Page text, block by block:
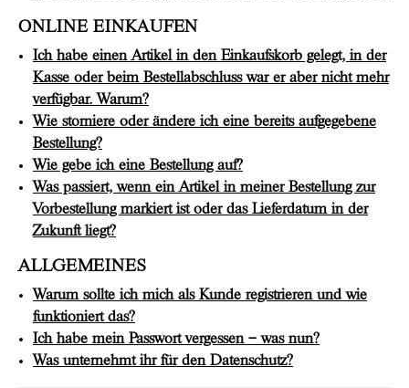
ONLINE EINKAUFEN
Ich habe einen Artikel in den Einkaufskorb gelegt, in der
Kasse oder beim Bestellabschluss war er aber nicht mehr
verfügbar. Warum?
Wie storniere oder ändere ich eine bereits aufgegebene
Bestellung?
Wie gebe ich eine Bestellung auf?
Was passiert, wenn ein Artikel in meiner Bestellung zur
Vorbestellung markiert ist oder das Lieferdatum in der
Zukunft liegt?
ALLGEMEINES
Warum sollte ich mich als Kunde registrieren und wie
funktioniert das?
Ich habe mein Passwort vergessen – was nun?
Was unternehmt ihr für den Datenschutz?